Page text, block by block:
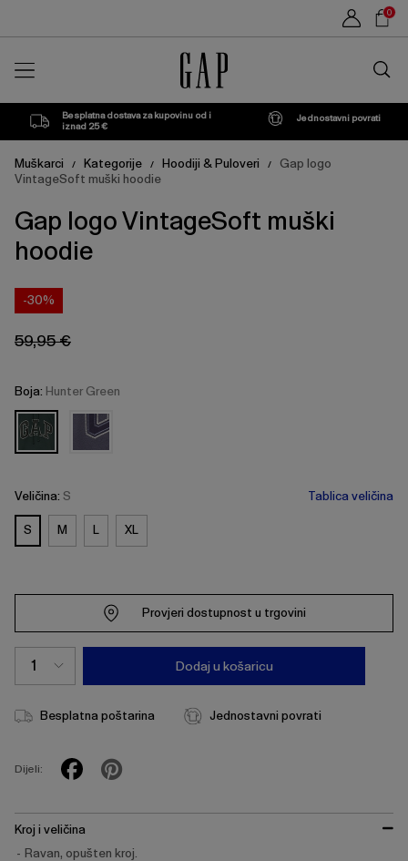
0
trgovini
Besplatna dostava za kupovinu od i
iznad 25 €
Jednostavni povrati
Muškarci / Kategorije / Hoodiji & Puloveri /
Gap logo
VintageSoft muški hoodie
Gap logo VintageSoft muški
hoodie
-30%
59,95 €
Boja: Hunter Green
može
ažurirati
na
odabira
Veličina: S Tablica veličina
može
ažurirati
na
odabira
S M L XL
Provjeri dostupnost u trgovini
Dodaj u košaricu
Besplatna poštarina Jednostavni povrati
Dijeli:
Kroj i veličina
Ravan, opušten kroj.